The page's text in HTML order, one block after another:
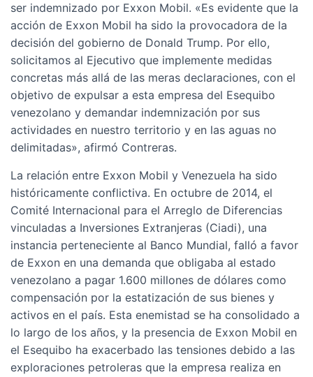
ser indemnizado por Exxon Mobil. «Es evidente que la
acción de Exxon Mobil ha sido la provocadora de la
decisión del gobierno de Donald Trump. Por ello,
solicitamos al Ejecutivo que implemente medidas
concretas más allá de las meras declaraciones, con el
objetivo de expulsar a esta empresa del Esequibo
venezolano y demandar indemnización por sus
actividades en nuestro territorio y en las aguas no
delimitadas», afirmó Contreras.
La relación entre Exxon Mobil y Venezuela ha sido
históricamente conflictiva. En octubre de 2014, el
Comité Internacional para el Arreglo de Diferencias
vinculadas a Inversiones Extranjeras (Ciadi), una
instancia perteneciente al Banco Mundial, falló a favor
de Exxon en una demanda que obligaba al estado
venezolano a pagar 1.600 millones de dólares como
compensación por la estatización de sus bienes y
activos en el país. Esta enemistad se ha consolidado a
lo largo de los años, y la presencia de Exxon Mobil en
el Esequibo ha exacerbado las tensiones debido a las
exploraciones petroleras que la empresa realiza en